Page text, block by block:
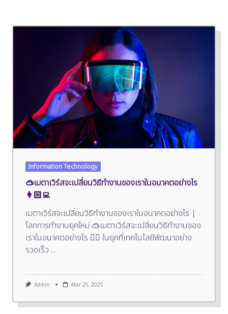
Information Technology
🥽เมตาเวิร์สจะเปลี่ยนวิธีทำงานของเราในอนาคตอย่างไร
👩🏻‍💻
เมตาเวิร์สจะเปลี่ยนวิธีทำงานของเราในอนาคตอย่างไร |
โลกการทำงานยุคใหม่ 🥽เมตาเวิร์สจะเปลี่ยนวิธีทำงานของ
เราในอนาคตอย่างไร 🦹‍♂️ ในยุคที่เทคโนโลยีพัฒนาอย่าง
รวดเร็ว ...
Admin Mar 25, 2025